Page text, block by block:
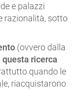
e palazzi
razionalità, sotto
(ovvero dalla
questa ricerca
quando le
riacquistarono